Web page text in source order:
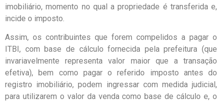
imobiliário, momento no qual a propriedade é transferida e,
incide o imposto.
Assim, os contribuintes que forem compelidos a pagar o
ITBI, com base de cálculo fornecida pela prefeitura (que
invariavelmente representa valor maior que a transação
efetiva), bem como pagar o referido imposto antes do
registro imobiliário, podem ingressar com medida judicial,
para utilizarem o valor da venda como base de cálculo e, o